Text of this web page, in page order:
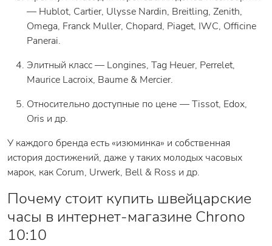
— Hublot, Cartier, Ulysse Nardin, Breitling, Zenith,
Omega, Franck Muller, Chopard, Piaget, IWC, Officine
Panerai.
Элитный класс — Longines, Tag Heuer, Perrelet,
Maurice Lacroix, Baume & Mercier.
Относительно доступные по цене — Tissot, Edox,
Oris и др.
У каждого бренда есть «изюминка» и собственная
история достижений, даже у таких молодых часовых
марок, как Corum, Urwerk, Bell & Ross и др.
Почему стоит купить швейцарские
часы в интернет-магазине Chrono
10:10